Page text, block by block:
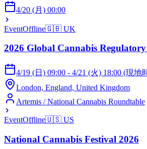
4/20 (月) 00:00
EventOffline🇬🇧 UK
2026 Global Cannabis
4/19 (日) 09:00 - 4/21 (火) 18:00 (現地
London, England, United Kingdom
Artemis / National Cannabis Roundtable
EventOffline🇺🇸 US
National Cannabis Festival 2026